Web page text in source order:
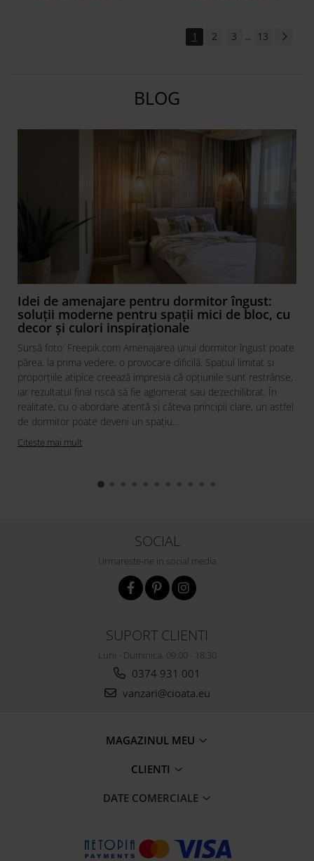
1 2 3 ... 13
BLOG
Idei de amenajare pentru dormitor îngust:
soluții moderne pentru spații mici de bloc, cu
decor și culori inspiraționale
Sursă foto: Freepik.com Amenajarea unui dormitor îngust poate
părea, la prima vedere, o provocare dificilă. Spațiul limitat și
proporțiile atipice creează impresia că opțiunile sunt restrânse,
iar rezultatul final riscă să fie aglomerat sau dezechilibrat. În
realitate, cu o abordare atentă și câteva principii clare, un astfel
de dormitor poate deveni un spațiu...
Citeste mai mult
SOCIAL
Urmareste-ne in social media
SUPORT CLIENTI
Luni - Duminica, 09:00 - 18:30
0374 931 001
vanzari@cioata.eu
MAGAZINUL MEU
CLIENTI
DATE COMERCIALE